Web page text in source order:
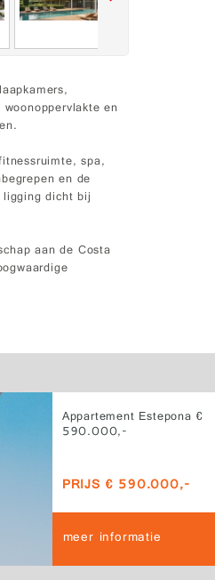
en
spa,
en de
dicht bij
aan de Costa
Appartement Estepona €
590.000,-
PRIJS € 590.000,-
meer informatie